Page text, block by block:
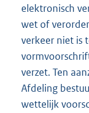
elektronisch
wet of
verkeer niet is
verzet. Ten
Afdeling
wettelijk